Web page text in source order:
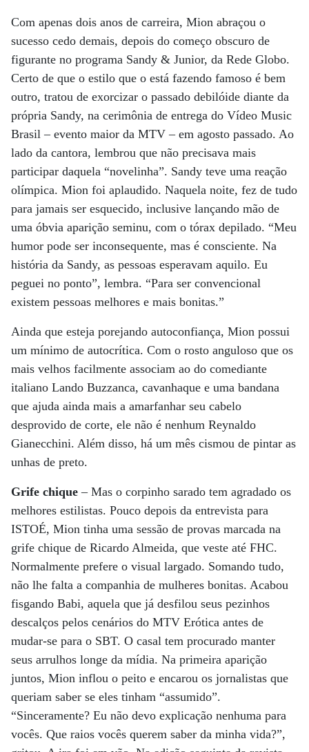
Com apenas dois anos de carreira, Mion abraçou o
sucesso cedo demais, depois do começo obscuro de
figurante no programa Sandy & Junior, da Rede Globo.
Certo de que o estilo que o está fazendo famoso é bem
outro, tratou de exorcizar o passado debilóide diante da
própria Sandy, na cerimônia de entrega do Vídeo Music
Brasil – evento maior da MTV – em agosto passado. Ao
lado da cantora, lembrou que não precisava mais
participar daquela “novelinha”. Sandy teve uma reação
olímpica. Mion foi aplaudido. Naquela noite, fez de tudo
para jamais ser esquecido, inclusive lançando mão de
uma óbvia aparição seminu, com o tórax depilado. “Meu
humor pode ser inconsequente, mas é consciente. Na
história da Sandy, as pessoas esperavam aquilo. Eu
peguei no ponto”, lembra. “Para ser convencional
existem pessoas melhores e mais bonitas.”
Ainda que esteja porejando autoconfiança, Mion possui
um mínimo de autocrítica. Com o rosto anguloso que os
mais velhos facilmente associam ao do comediante
italiano Lando Buzzanca, cavanhaque e uma bandana
que ajuda ainda mais a amarfanhar seu cabelo
desprovido de corte, ele não é nenhum Reynaldo
Gianecchini. Além disso, há um mês cismou de pintar as
unhas de preto.
Grife chique – Mas o corpinho sarado tem agradado os
melhores estilistas. Pouco depois da entrevista para
ISTOÉ, Mion tinha uma sessão de provas marcada na
grife chique de Ricardo Almeida, que veste até FHC.
Normalmente prefere o visual largado. Somando tudo,
não lhe falta a companhia de mulheres bonitas. Acabou
fisgando Babi, aquela que já desfilou seus pezinhos
descalços pelos cenários do MTV Erótica antes de
mudar-se para o SBT. O casal tem procurado manter
seus arrulhos longe da mídia. Na primeira aparição
juntos, Mion inflou o peito e encarou os jornalistas que
queriam saber se eles tinham “assumido”.
“Sinceramente? Eu não devo explicação nenhuma para
vocês. Que raios vocês querem saber da minha vida?”,